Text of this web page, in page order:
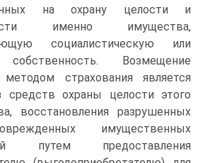
на охрану целости и
именно имущества,
социалистическую или
Возмещение
страхования является
средств охраны целости этого
восстановления разрушенных
имущественных
путем предоставления